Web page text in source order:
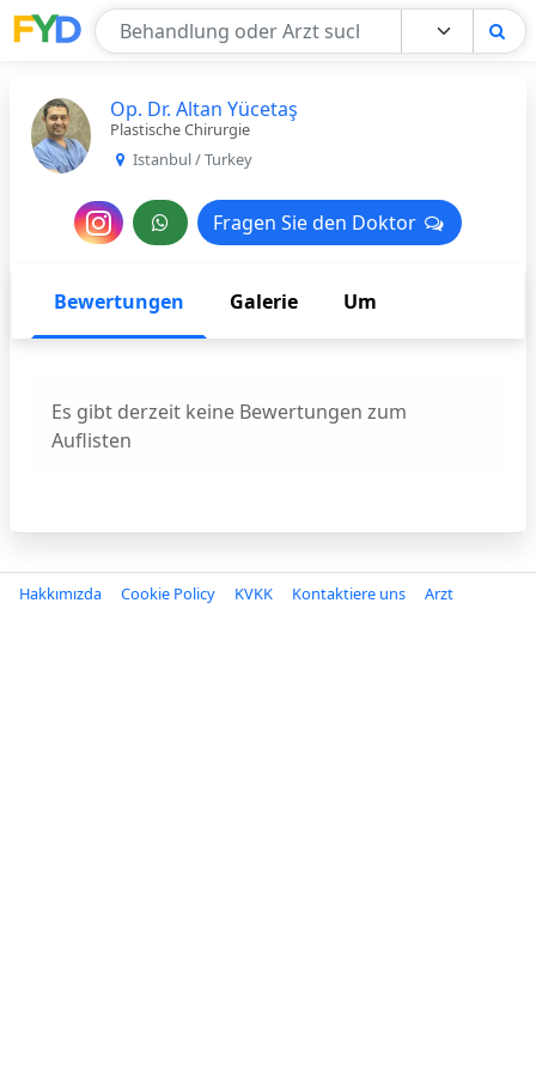
Find Your Doctor
Op. Dr. Altan Yücetaş
Plastische Chirurgie
Istanbul / Turkey
Nachricht
den
Arzt
Fragen Sie den Doktor
Fragen Sie den Doktor
Bewertungen Galerie Um
Es gibt derzeit keine Bewertungen zum
Auflisten
Hakkımızda Cookie Policy KVKK Kontaktiere uns Arzt